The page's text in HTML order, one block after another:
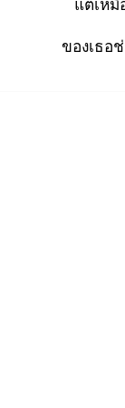
แต่เหมื
ของเธอ